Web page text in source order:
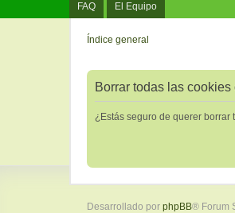
FAQ El Equipo
Índice general
Borrar todas las cookies
¿Estás seguro de querer borrar
Desarrollado por phpBB® Forum